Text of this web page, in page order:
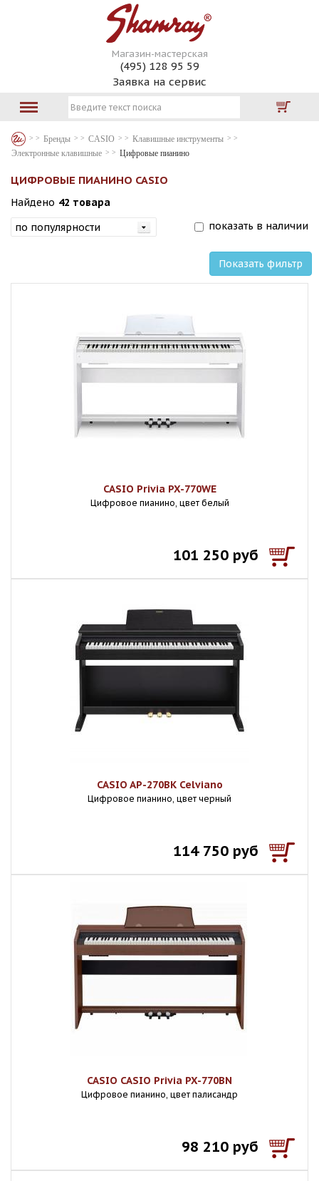
Магазин-мастерская
(495) 128 95 59
Заявка на сервис
Бренды CASIO
Клавишные инструменты
Электронные клавишные
Цифровые пианино
ЦИФРОВЫЕ ПИАНИНО CASIO
Найдено 42 товара
показать в наличии
Показать фильтр
CASIO Privia PX-770WE
Цифровое пианино, цвет белый
101 250 руб
CASIO AP-270BK Celviano
Цифровое пианино, цвет черный
114 750 руб
CASIO CASIO Privia PX-770BN
Цифровое пианино, цвет палисандр
98 210 руб